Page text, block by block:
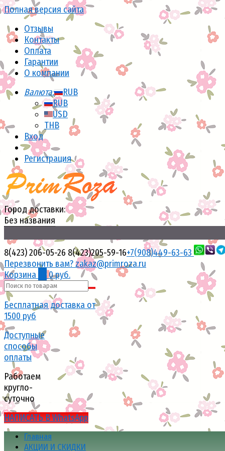
Полная версия сайта
Отзывы
Контакты
Оплата
Гарантии
О компании
Валюта:
RUB
RUB
USD
THB
Вход
Регистрация
Город доставки:
Без названия
8(423) 206-05-26 8(423)205-59-16+7(908)449-63-63
Перезвонить вам?zakaz@primroza.ru
Корзина
0 руб.
Бесплатная доставка от
1500 руб
Доступные
способы
оплаты
Работаем
кругло-
суточно
НАПИСАТЬ В WhatsApp
Главная
АКЦИИ И СКИДКИ